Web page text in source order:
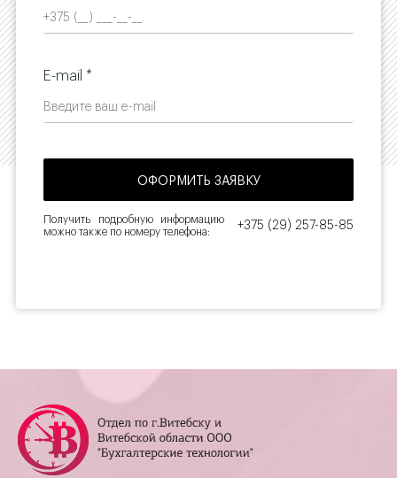
E-mail *
Получить подробную информацию
можно также по номеру телефона:
+375 (29) 257-85-85